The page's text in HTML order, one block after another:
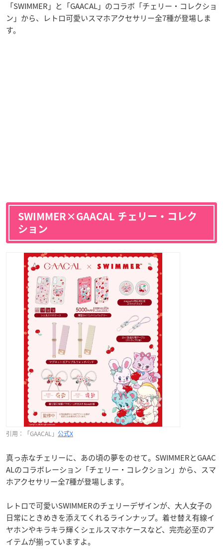
「SWIMMER」と「GAACAL」のコラボ「チェリー・コレクショ
ン」から、レトロ可愛いスマホアクセサリー全7種が登場しま
す。
SWIMMER×GAACAL チェリー・コレク
ション
引用：「GAACAL」 公式X
真っ赤なチェリーに、あの頃の夢をのせて。SWIMMERとGAAC
ALのコラボレーション「チェリー・コレクション」から、スマ
ホアクセサリー全7種が登場します。
レトロで可愛いSWIMMERのチェリーデザインが、大人女子の
日常にときめきを添えてくれるラインナップ。着せ替え有線イ
ヤホンやキラキラ輝くシェルスマホケースなど、完売必至のア
イテムが揃っていますよ。